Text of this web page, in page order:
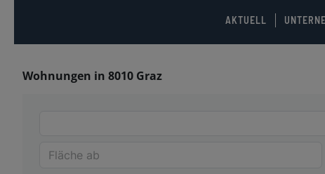
AKTUELL
Wohnungen in 8010 Graz